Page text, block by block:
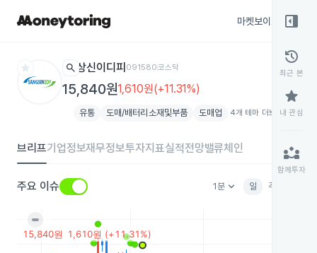
마켓보이스
star search 상신이디피 091580코스닥
15,840원1,610원(+11.31%)
유통 도매/배터리소재및부품 도매업 4개 테마 더보기add
브리프기업정보재무정보투자지표실적전망밸류체인
주요 이슈 1분keyboard_arrow_down 일 주
right_panel_open
history
최근 본
star
내 관심
partner_exchange
함께투자